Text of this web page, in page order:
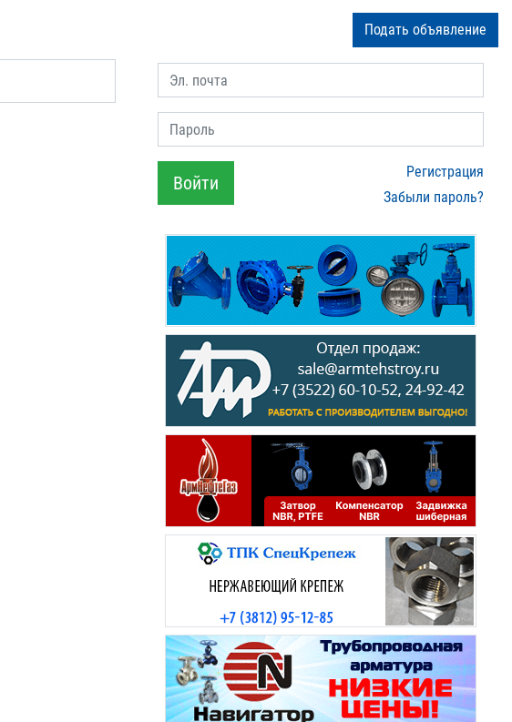
Подать объявление
Эл. почта
Пароль
Войти
Регистрация
Забыли пароль?